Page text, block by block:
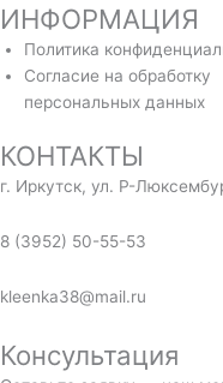
ИНФОРМАЦИЯ
Политика
Согласие на обработку
персональных данных
КОНТАКТЫ
г. Иркутск, ул. Р-
8 (3952) 50-55-53
kleenka38@mail.ru
Консультация